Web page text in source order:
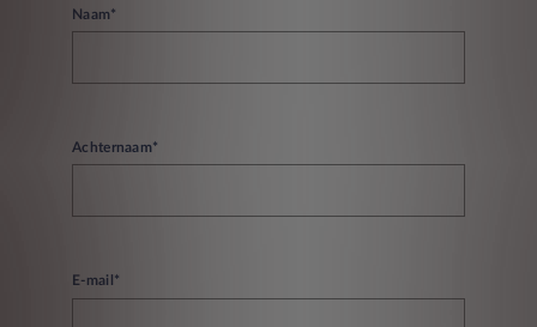
Naam*
Achternaam*
E-mail*